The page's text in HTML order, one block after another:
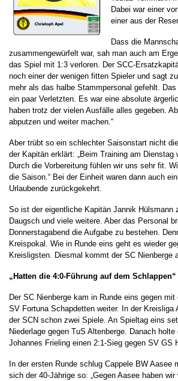
Dabei war einer
einer aus der
Dass die
zusammengewürfelt war, sah man auch am
das Spiel mit 1:3 verloren. Der SCC-
noch einer der wenigen fitten Spieler und sagt
mehr als das halbe Stammpersonal gefehlt.
ein paar Verletzten. Es war eine absolute
haben trotz der vielen Ausfälle alles gegeben.
abputzen und weiter machen.“
Aber trübt so ein schlechter Saisonstart nicht
der Kapitän erklärt: „Beim Training am Dienstag
Durch die Vorbereitung fühlen wir uns sehr fit.
die Saison.“ Bei der Einheit waren dann auch
Urlaubende zurückgekehrt.
So ist der eigentliche Kapitän Jannik Hülsmann
Daugsch und viele weitere. Aber das Personal
Donnerstagabend die Aufgabe zu bestehen.
Kreispokal. Wie in Runde eins geht es wieder
Kreisligsten. Diesmal kommt der SC Nienberge
„Hatten die 4:0-Führung auf dem Schlappen“
Der SC Nienberge kam in Runde eins gegen
SV Fortuna Schapdetten weiter. In der Kreisliga
der SCN schon zwei Spiele. An Spieltag eins
Niederlage gegen TuS Altenberge. Danach
Johannes Frieling einen 2:1-Sieg gegen SV GS
In der ersten Runde schlug Cappele BW Aasee
sich der 40-Jährige so: „Gegen Aasee haben